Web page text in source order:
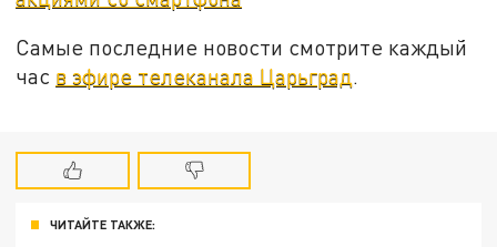
Самые последние новости смотрите каждый
час в эфире телеканала Царьград.
ЧИТАЙТЕ ТАКЖЕ: